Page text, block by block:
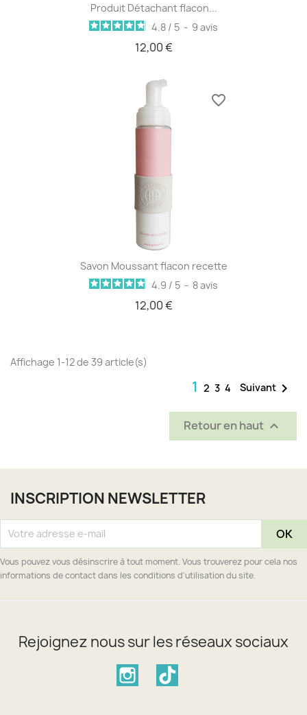
Produit Détachant flacon...
4.8 / 5 - 9 avis
12,00 €
Savon Moussant flacon recette
4.9 / 5 - 8avis
12,00 €
favorite_border
Affichage 1-12 de 39 article(s)
1 2 3 4 Suivant 
Retour en haut 
INSCRIPTION NEWSLETTER
Vous pouvez vous désinscrire à tout moment. Vous trouverez pour cela nos
informations de contact dans les conditions d'utilisation du site.
Rejoignez nous sur les réseaux sociaux
Instagram